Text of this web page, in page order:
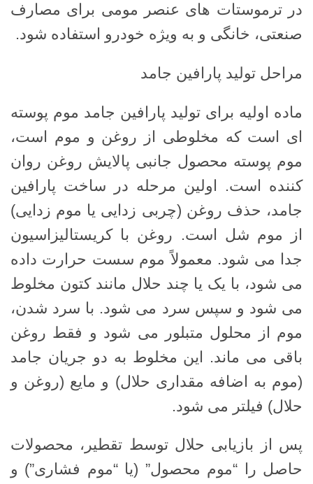
در ترموستات های عنصر مومی برای مصارف
صنعتی، خانگی و به ویژه خودرو استفاده شود.
مراحل تولید پارافین جامد
ماده اولیه برای تولید پارافین جامد موم پوسته
ای است که مخلوطی از روغن و موم است،
موم پوسته محصول جانبی پالایش روغن روان
کننده است. اولین مرحله در ساخت پارافین
جامد، حذف روغن (چربی زدایی یا موم زدایی)
از موم شل است. روغن با کریستالیزاسیون
جدا می شود. معمولاً موم سست حرارت داده
می شود، با یک یا چند حلال مانند کتون مخلوط
می شود و سپس سرد می شود. با سرد شدن،
موم از محلول متبلور می شود و فقط روغن
باقی می ماند. این مخلوط به دو جریان جامد
(موم به اضافه مقداری حلال) و مایع (روغن و
حلال) فیلتر می شود.
پس از بازیابی حلال توسط تقطیر، محصولات
حاصل را “موم محصول” (یا “موم فشاری”) و